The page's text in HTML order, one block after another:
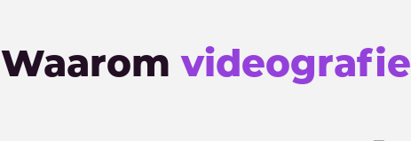
Waaromvideografie